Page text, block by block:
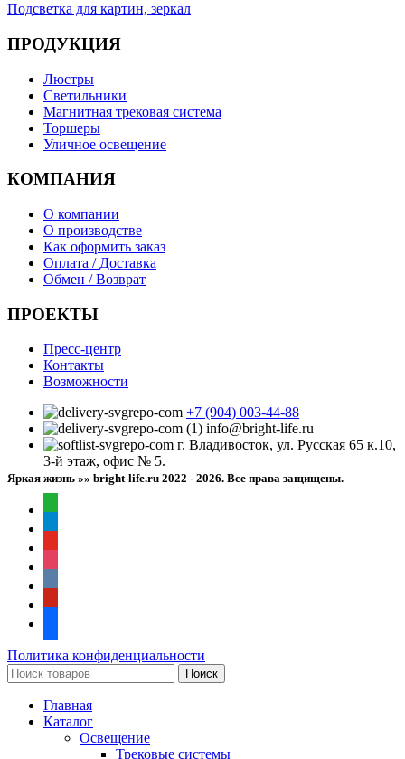
Подсветка для картин, зеркал
ПРОДУКЦИЯ
Люстры
Светильники
Магнитная трековая система
Торшеры
Уличное освещение
КОМПАНИЯ
О компании
О производстве
Как оформить заказ
Оплата / Доставка
Обмен / Возврат
ПРОЕКТЫ
Пресс-центр
Контакты
Возможности
+7 (904) 003-44-88
info@bright-life.ru
г. Владивосток, ул. Русская 65 к.10,
3-й этаж, офис № 5.
Яркая жизнь »» bright-life.ru 2022 - 2026. Все права защищены.
Политика конфиденциальности
Поиск
Главная
Каталог
Освещение
Трековые системы